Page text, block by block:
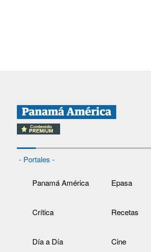
- Portales -
Panamá América Epasa
Crítica Recetas
Día a Día Cine